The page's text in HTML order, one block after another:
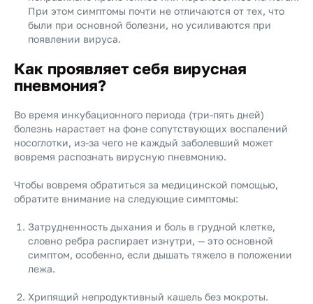
При этом симптомы почти не отличаются от тех, что
были при основной болезни, но усиливаются при
появлении вируса.
Как проявляет себя вирусная
пневмония?
Во время инкубационного периода (три-пять дней)
болезнь нарастает на фоне сопутствующих воспалений
носоглотки, из-за чего не каждый заболевший может
вовремя распознать вирусную пневмонию.
Чтобы вовремя обратиться за медицинской помощью,
обратите внимание на следующие симптомы:
Затрудненность дыхания и боль в грудной клетке,
словно ребра распирает изнутри, — это основной
симптом, особенно, если дышать тяжело в положении
лежа.
Хрипящий непродуктивный кашель без мокроты.